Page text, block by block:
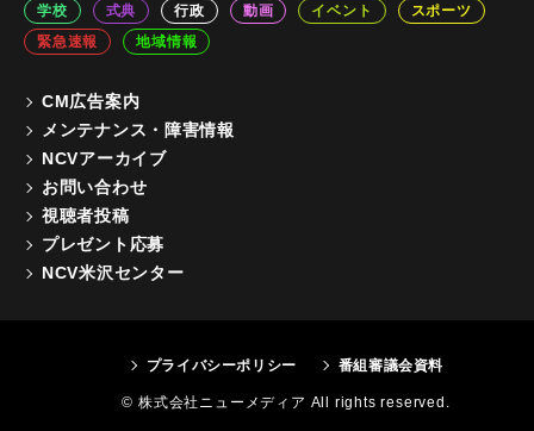
学校
式典 行政 動画 イベント
スポーツ
緊急速報
地域情報
CM広告案内
メンテナンス・障害情報
NCVアーカイブ
お問い合わせ
視聴者投稿
プレゼント応募
NCV米沢センター
プライバシーポリシー 番組審議会資料
© 株式会社ニューメディア All rights reserved.